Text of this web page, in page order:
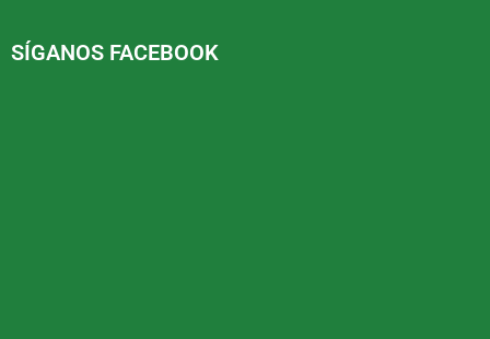
SÍGANOS FACEBOOK